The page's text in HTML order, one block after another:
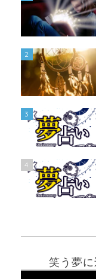
2
3
4
笑う夢